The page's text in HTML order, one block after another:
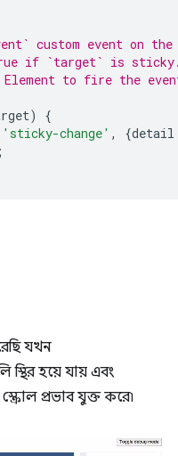
custom event on
True if `target` is
Element to fire the
)
{
'sticky-change' , {detail
যখন
স্থির হয়ে যায় এবং
প্রভাব যুক্ত করে৷